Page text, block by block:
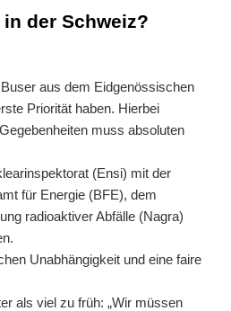
der Schweiz?
aus dem Eidgenössischen
Priorität haben. Hierbei
muss absoluten
(Ensi) mit der
für Energie (BFE), dem
radioaktiver Abfälle (Nagra)
Unabhängigkeit und eine faire
als viel zu früh: „Wir müssen